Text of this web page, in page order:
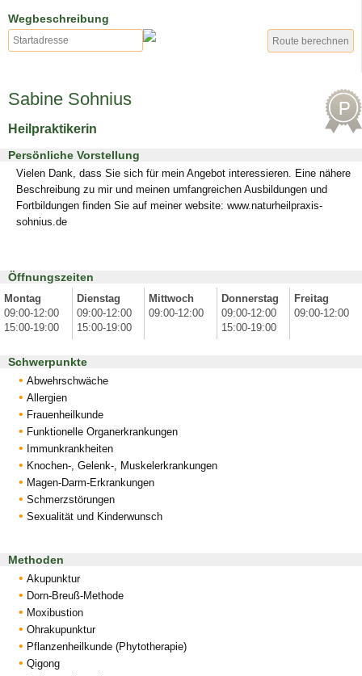
Wegbeschreibung
Sabine Sohnius
Heilpraktikerin
Persönliche Vorstellung
Vielen Dank, dass Sie sich für mein Angebot interessieren. Eine nähere
Beschreibung zu mir und meinen umfangreichen Ausbildungen und
Fortbildungen finden Sie auf meiner website: www.naturheilpraxis-
sohnius.de
Öffnungszeiten
Montag
09:00-12:00
15:00-19:00
Dienstag
09:00-12:00
15:00-19:00
Mittwoch
09:00-12:00
Donnerstag
09:00-12:00
15:00-19:00
Freitag
09:00-12:00
Schwerpunkte
Abwehrschwäche
Allergien
Frauenheilkunde
Funktionelle Organerkrankungen
Immunkrankheiten
Knochen-, Gelenk-, Muskelerkrankungen
Magen-Darm-Erkrankungen
Schmerzstörungen
Sexualität und Kinderwunsch
Methoden
Akupunktur
Dorn-Breuß-Methode
Moxibustion
Ohrakupunktur
Pflanzenheilkunde (Phytotherapie)
Qigong